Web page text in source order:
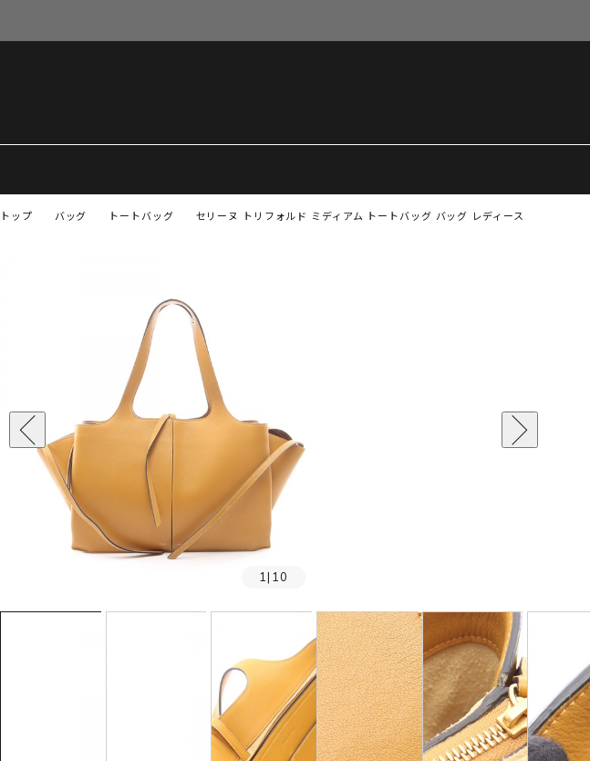
トップ セリーヌ トリフォルド ミディアム トートバッグ バッグ レディース
バッグ トートバッグ
SOLD OUT
1| 10